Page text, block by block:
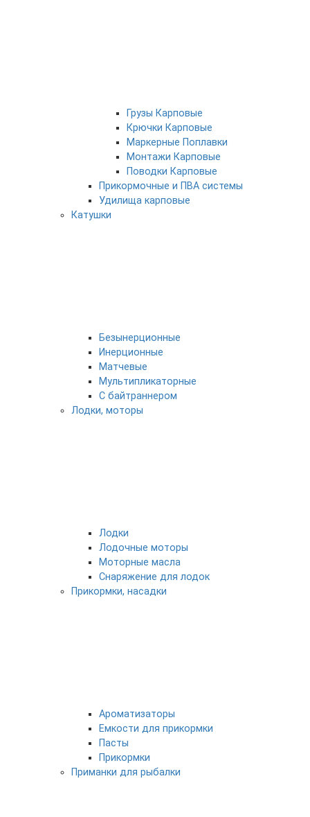
Грузы Карповые
Крючки Карповые
Маркерные Поплавки
Монтажи Карповые
Поводки Карповые
Прикормочные и ПВА системы
Удилища карповые
Катушки
Безынерционные
Инерционные
Матчевые
Мультипликаторные
С байтраннером
Лодки, моторы
Лодки
Лодочные моторы
Моторные масла
Снаряжение для лодок
Прикормки, насадки
Ароматизаторы
Емкости для прикормки
Пасты
Прикормки
Приманки для рыбалки